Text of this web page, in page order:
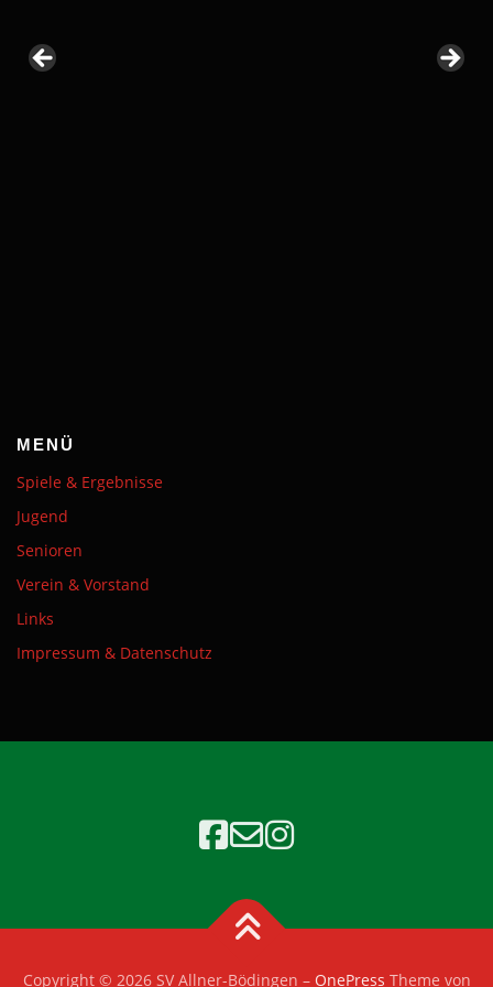
MENÜ
Spiele & Ergebnisse
Jugend
Senioren
Verein & Vorstand
Links
Impressum & Datenschutz
Copyright © 2026 SV Allner-Bödingen – OnePress Theme von